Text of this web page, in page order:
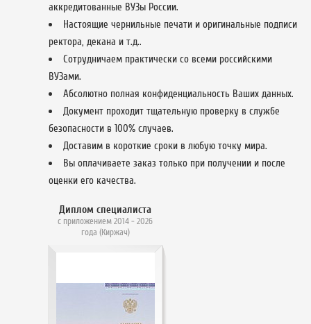
аккредитованные ВУЗы России.
Настоящие чернильные печати и оригинальные подписи
ректора, декана и т.д..
Сотрудничаем практически со всеми российскими
ВУЗами.
Абсолютно полная конфиденциальность Ваших данных.
Документ проходит тщательную проверку в службе
безопасности в 100% случаев.
Доставим в короткие сроки в любую точку мира.
Вы оплачиваете заказ только при получении и после
оценки его качества.
Диплом специалиста
с приложением 2014 - 2026
года (Киржач)